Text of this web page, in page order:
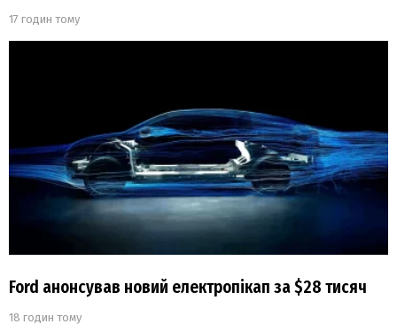
17 годин тому
Ford анонсував новий електропікап за $28 тисяч
18 годин тому